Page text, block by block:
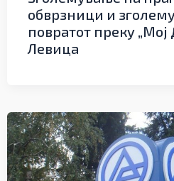
обврзници и
повратот преку
Левица